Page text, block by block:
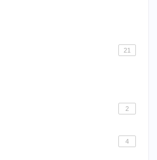
21
2
4